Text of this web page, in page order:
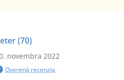
(70)
novembra 2022
Overená recenzia